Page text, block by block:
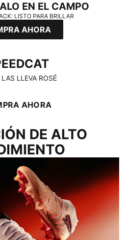
EN EL CAMPO
LISTO PARA BRILLAR
AHORA
LLEVA ROSÉ
AHORA
DE ALTO